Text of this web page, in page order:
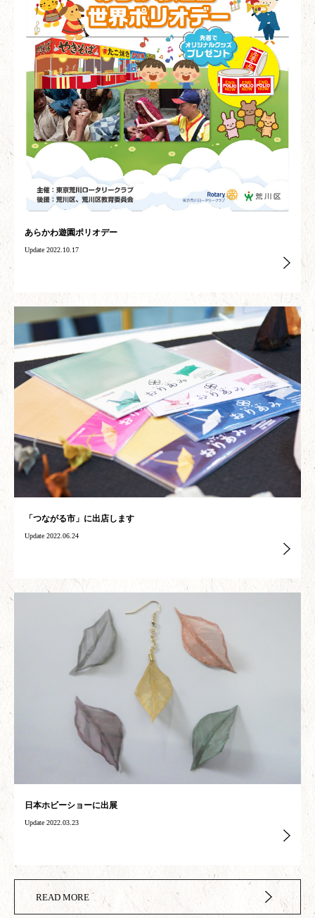
あらかわ遊園ポリオデー
Update 2022.10.17
「つながる市」に出店します
Update 2022.06.24
日本ホビーショーに出展
Update 2022.03.23
READ MORE